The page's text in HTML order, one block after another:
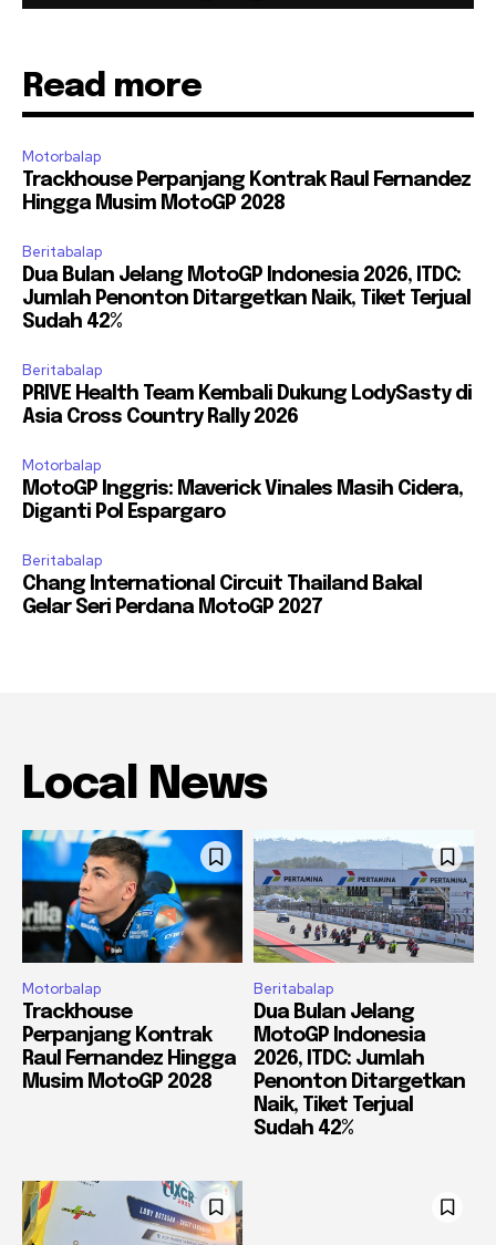
Read more
Motorbalap
Trackhouse Perpanjang Kontrak Raul Fernandez
Hingga Musim MotoGP 2028
Beritabalap
Dua Bulan Jelang MotoGP Indonesia 2026, ITDC:
Jumlah Penonton Ditargetkan Naik, Tiket Terjual
Sudah 42%
Beritabalap
PRIVE Health Team Kembali Dukung LodySasty di
Asia Cross Country Rally 2026
Motorbalap
MotoGP Inggris: Maverick Vinales Masih Cidera,
Diganti Pol Espargaro
Beritabalap
Chang International Circuit Thailand Bakal
Gelar Seri Perdana MotoGP 2027
Local News
Motorbalap
Trackhouse
Perpanjang Kontrak
Raul Fernandez Hingga
Musim MotoGP 2028
Beritabalap
Dua Bulan Jelang
MotoGP Indonesia
2026, ITDC: Jumlah
Penonton Ditargetkan
Naik, Tiket Terjual
Sudah 42%